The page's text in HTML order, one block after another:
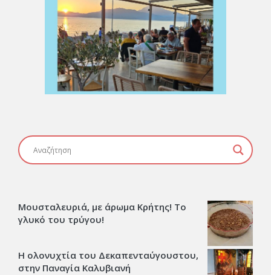
Μουσταλευριά, με άρωμα Κρήτης! Το
γλυκό του τρύγου!
Η ολονυχτία του Δεκαπενταύγουστου,
στην Παναγία Καλυβιανή